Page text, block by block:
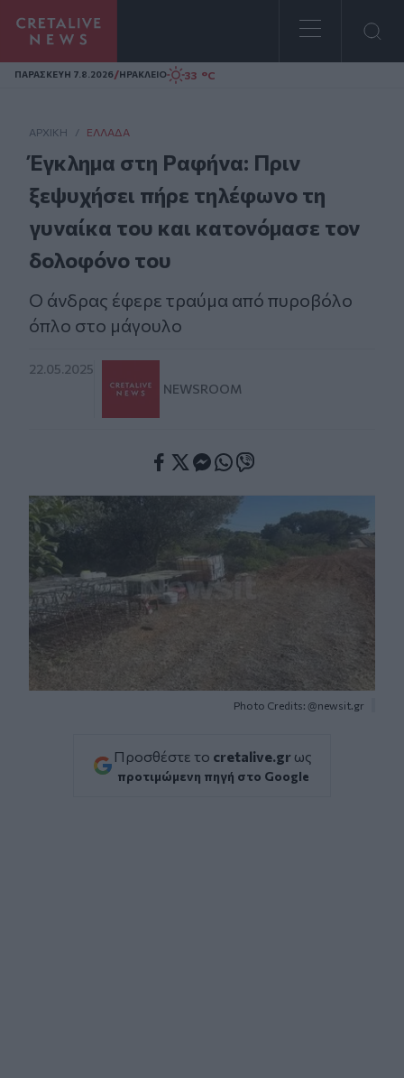
Homepage
ΠΑΡΑΣΚΕΥΗ 7.8.2026/ΗΡΑΚΛΕΙΟ 33 °C
ΑΡΧΙΚΗ / ΕΛΛΆΔΑ
Έγκλημα στη Ραφήνα: Πριν
ξεψυχήσει πήρε τηλέφωνο τη
γυναίκα του και κατονόμασε τον
δολοφόνο του
Ο άνδρας έφερε τραύμα από πυροβόλο
όπλο στο μάγουλο
22.05.2025
NEWSROOM
Photo Credits: @newsit.gr
Προσθέστε το cretalive.gr ως
προτιμώμενη πηγή στο Google